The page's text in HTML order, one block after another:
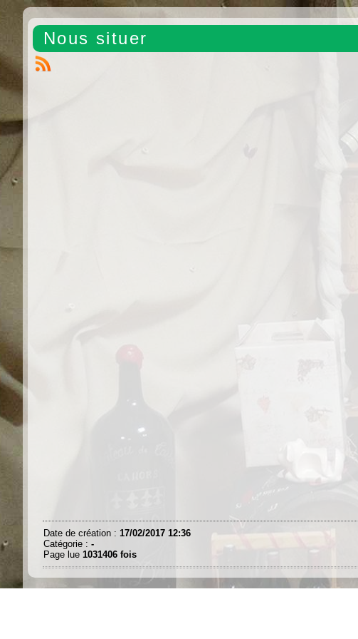
Nous situer
Date de création : 17/02/2017 12:36
Catégorie : -
Page lue 1031406 fois